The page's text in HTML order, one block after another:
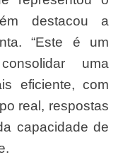
destacou a
“Este é um
uma
eficiente, com
real, respostas
capacidade de